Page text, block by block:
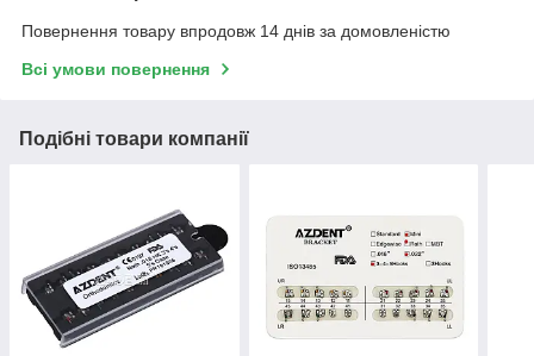
Повернення товару впродовж 14 днів за домовленістю
Всі умови повернення
Подібні товари компанії